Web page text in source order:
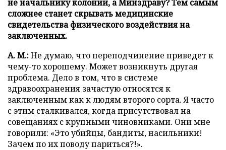
не начальнику колонии, а Минздраву? Тем самым
сложнее станет скрывать медицинские
свидетельства физического воздействия на
заключенных.
А. М.:Не думаю, что переподчинение приведет к
чему-то хорошему. Может возникнуть другая
проблема. Дело в том, что в системе
здравоохранения зачастую относятся к
заключенным как к людям второго сорта. Я часто
с этим сталкивался, когда присутствовал на
совещаниях с крупными чиновниками. Они мне
говорили: «Это убийцы, бандиты, насильники!
Зачем по их поводу париться?!».